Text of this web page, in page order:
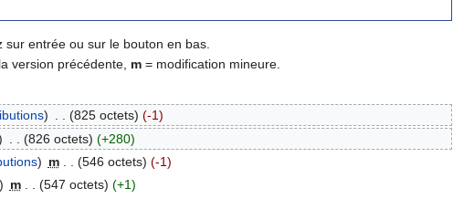
entrée ou sur le bouton en bas.
version précédente, m = modification mineure.
) (825 octets) (-1)
(826 octets) (+280)
) m (546 octets) (-1)
m . . (547 octets) (+1)